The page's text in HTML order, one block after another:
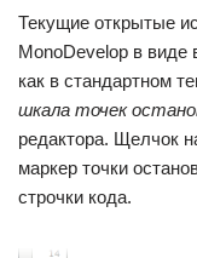
Текущие открытые
MonoDevelop в виде
как в стандартном
шкала точек
редактора. Щелчок
маркер точки
строчки кода.